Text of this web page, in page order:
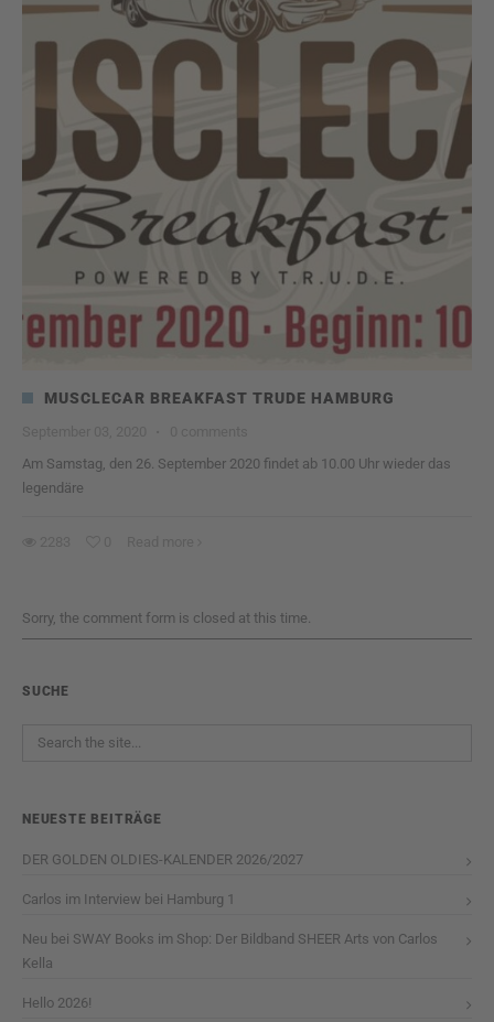
MUSCLECAR BREAKFAST TRUDE HAMBURG
Am Samstag, den 26. September 2020 findet ab 10.00 Uhr wieder das
legendäre
Sorry, the comment form is closed at this time.
SUCHE
NEUESTE BEITRÄGE
DER GOLDEN OLDIES-KALENDER 2026/2027
Carlos im Interview bei Hamburg 1
Neu bei SWAY Books im Shop: Der Bildband SHEER Arts von Carlos
Kella
Hello 2026!